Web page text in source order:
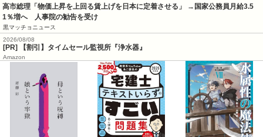
高市総理「物価上昇を上回る賃上げを日本に定着させる」 →国家公務員月給3.5
1％増へ    人事院の勧告を受け
黒マッチョニュース
2026/08/08
[PR] 【割引】タイムセール監視所『浄水器』
Amazon